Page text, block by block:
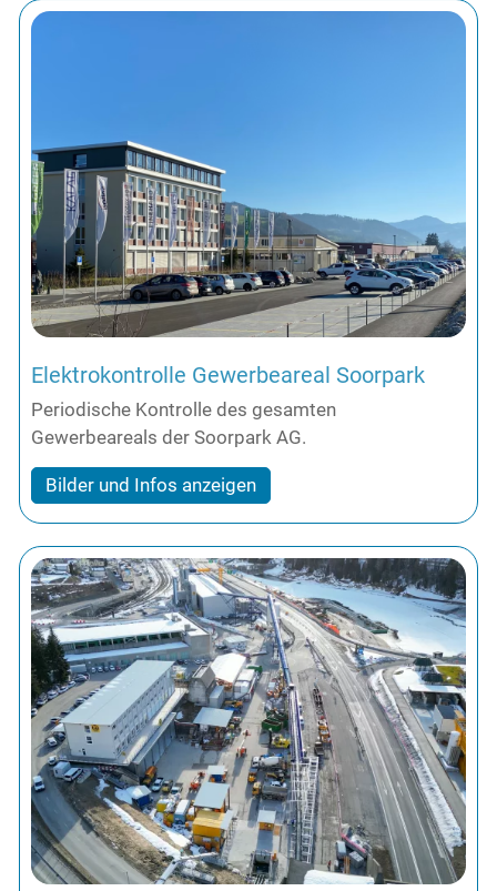
Elektrokontrolle Gewerbeareal Soorpark
Periodische Kontrolle des gesamten
Gewerbeareals der Soorpark AG.
Bilder und Infos anzeigen